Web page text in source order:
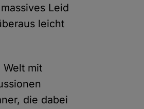
Leid
leicht
Welt mit
die dabei